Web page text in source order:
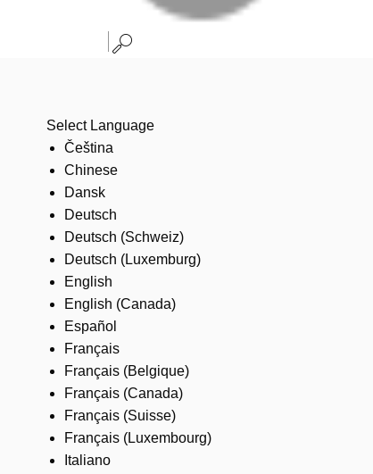
Select Language
Čeština
Chinese
Dansk
Deutsch
Deutsch (Schweiz)
Deutsch (Luxemburg)
English
English (Canada)
Español
Français
Français (Belgique)
Français (Canada)
Français (Suisse)
Français (Luxembourg)
Italiano